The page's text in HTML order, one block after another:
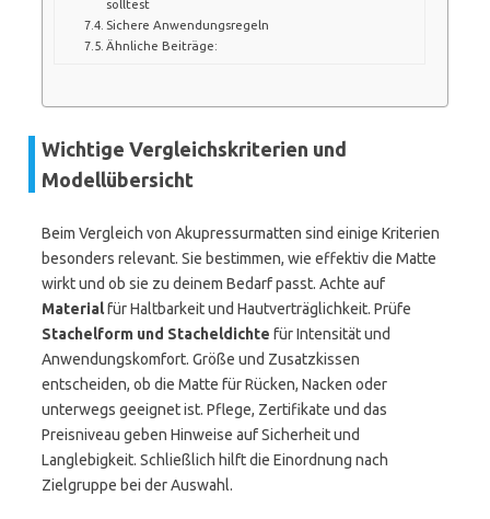
solltest
Sichere Anwendungsregeln
Ähnliche Beiträge:
Wichtige Vergleichskriterien und
Modellübersicht
Beim Vergleich von Akupressurmatten sind einige Kriterien
besonders relevant. Sie bestimmen, wie effektiv die Matte
wirkt und ob sie zu deinem Bedarf passt. Achte auf
Materialfür Haltbarkeit und Hautverträglichkeit. Prüfe
Stachelform und Stacheldichte für Intensität und
Anwendungskomfort. Größe und Zusatzkissen
entscheiden, ob die Matte für Rücken, Nacken oder
unterwegs geeignet ist. Pflege, Zertifikate und das
Preisniveau geben Hinweise auf Sicherheit und
Langlebigkeit. Schließlich hilft die Einordnung nach
Zielgruppe bei der Auswahl.